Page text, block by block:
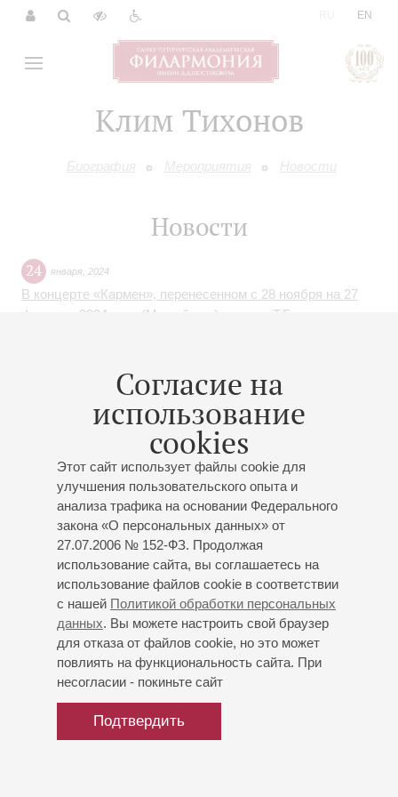
EN
Клим Тихонов
Биография Мероприятия Новости
Согласие на
использование
cookies
Этот сайт использует файлы cookie для
улучшения пользовательского опыта и
анализа трафика на основании Федерального
закона «О персональных данных» от
27.07.2006 № 152-ФЗ. Продолжая
использование сайта, вы соглашаетесь на
использование файлов cookie в соответствии
с нашей Политикой обработки персональных
данных. Вы можете настроить свой браузер
для отказа от файлов cookie, но это может
повлиять на функциональность сайта. При
несогласии - покиньте сайт
Подтвердить
Новости
24 января 2024
В концерте «Кармен», перенесенном с 28 ноября на 27
февраля 2024 года (Малый зал), вместо Т.Бажакина,
прозвучат сочинения Изаи, Венявского и Паганини